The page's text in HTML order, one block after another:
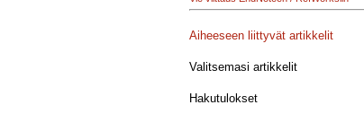
Aiheeseen liittyvät artikkelit
Valitsemasi artikkelit
Hakutulokset